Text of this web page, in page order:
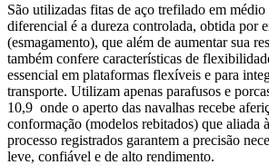
São utilizadas fitas de aço trefilado em
diferencial é a dureza controlada, obtida por
(esmagamento), que além de aumentar sua
também confere características de
essencial em plataformas flexíveis e para
transporte. Utilizam apenas parafusos e
10,9 onde o aperto das navalhas recebe
conformação (modelos rebitados) que aliada
processo registrados garantem a precisão
leve, confiável e de alto rendimento.